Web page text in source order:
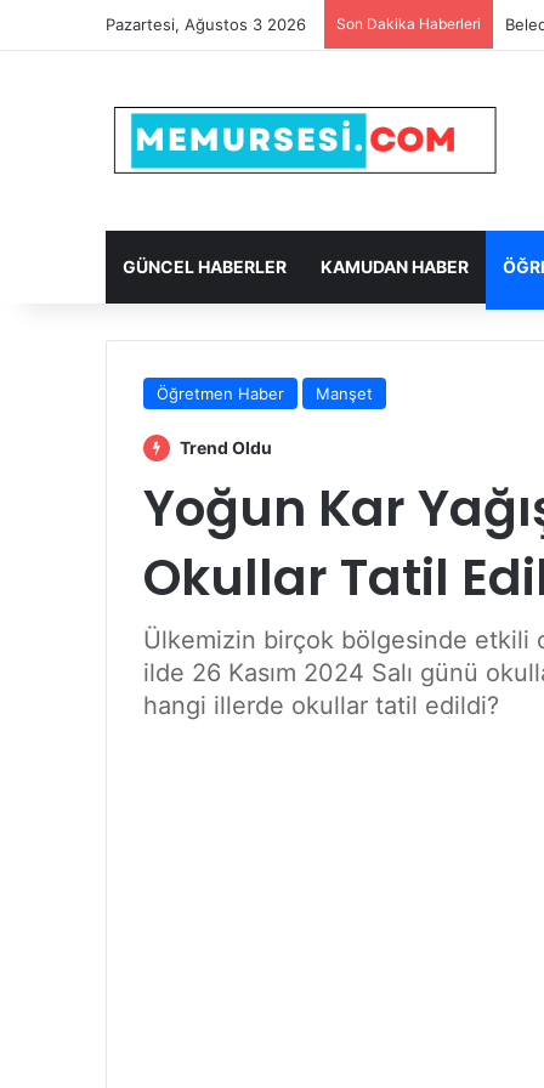
Pazartesi, Ağustos 3 2026 Son Dakika Haberleri
GÜNCEL HABERLER KAMUDAN HABER
Öğretmen Haber Manşet
Trend Oldu
Yoğun Kar
Okullar Tatil
Ülkemizin birçok bölgesinde etkili
ilde 26 Kasım 2024 Salı günü
hangi illerde okullar tatil edildi?